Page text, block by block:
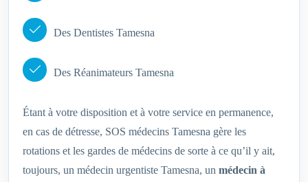
Des Dentistes Tamesna
Des Réanimateurs Tamesna
Étant à votre disposition et à votre service en permanence,
en cas de détresse, SOS médecins Tamesna gère les
rotations et les gardes de médecins de sorte à ce qu’il y ait,
toujours, un médecin urgentiste Tamesna, un médecin à